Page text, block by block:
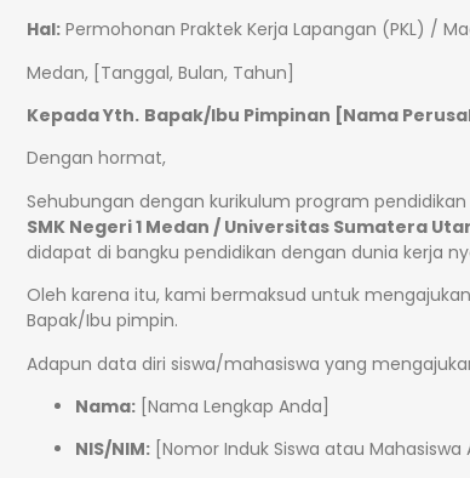
Hal: Permohonan Praktek Kerja Lapangan (PKL) /
Medan, [Tanggal, Bulan, Tahun]
Kepada Yth. Bapak/Ibu Pimpinan [Nama
Dengan hormat,
Sehubungan dengan kurikulum program pendidikan
SMK Negeri 1 Medan / Universitas Sumatera
didapat di bangku pendidikan dengan dunia kerja
Oleh karena itu, kami bermaksud untuk
Bapak/Ibu pimpin.
Adapun data diri siswa/mahasiswa yang
Nama: [Nama Lengkap Anda]
NIS/NIM: [Nomor Induk Siswa atau Mahasiswa